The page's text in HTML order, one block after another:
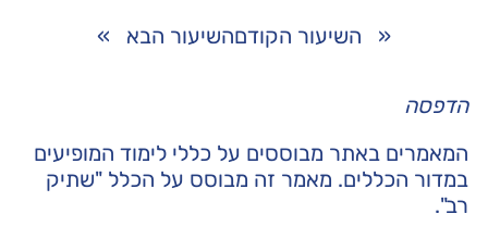
« השיעור הקודםהשיעור הבא »
הדפסה
המאמרים באתר מבוססים על כללי לימוד המופיעים
במדור הכללים. מאמר זה מבוסס על הכלל "שתיק
רב".